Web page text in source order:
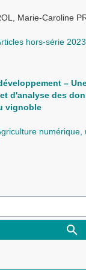
Marie-Caroline
hors-série 2023
–
d'analyse des
vignoble